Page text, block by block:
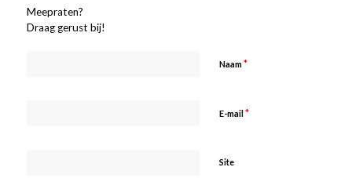
Meepraten?
Draag gerust bij!
Naam*
E-mail*
Site